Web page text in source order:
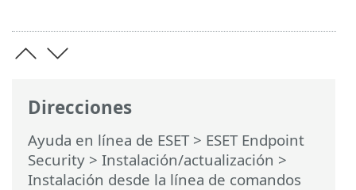
Direcciones
Ayuda en línea de ESET> ESET Endpoint
Security > Instalación/actualización >
Instalación desde la línea de comandos